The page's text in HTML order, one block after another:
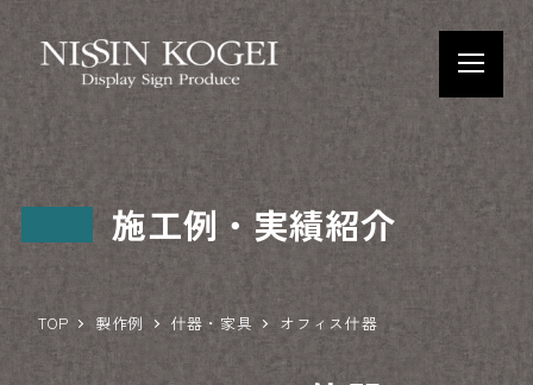
施工例・実績紹介
TOP 製作例 什器・家具 オフィス什器